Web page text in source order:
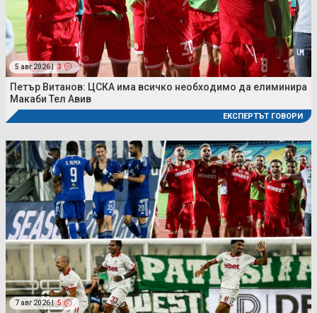
5 авг 2026 | 3
Петър Витанов: ЦСКА има всичко необходимо да елиминира
Макаби Тел Авив
ЕКСПЕРТЪТ ГОВОРИ
7 авг 2026 | 5